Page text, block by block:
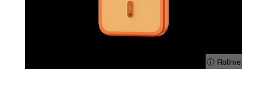
ⓘ Rollme